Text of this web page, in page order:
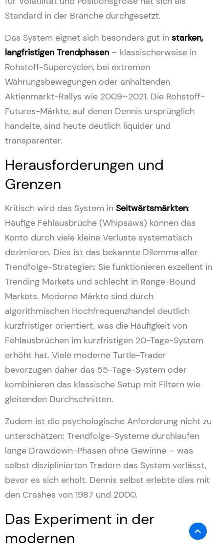
Standard in der Branche durchgesetzt.
Das System eignet sich besonders gut in starken,
langfristigen Trendphasen – klassischerweise in
Rohstoff-Supercyclen, bei extremen
Währungsbewegungen oder anhaltenden
Aktienmarkt-Rallys wie 2009–2021. Die Rohstoff-
Futures-Märkte, auf denen Dennis ursprünglich
handelte, sind heute deutlich liquider und
transparenter.
Herausforderungen und
Grenzen
Kritisch wird das System in Seitwärtsmärkten:
Häufige Fehlausbrüche (Whipsaws) können das
Konto durch viele kleine Verluste systematisch
dezimieren. Dies ist das bekannte Dilemma aller
Trendfolge-Strategien: Sie funktionieren exzellent in
Trending Markets und schlecht in Range-Bound
Markets. Moderne Märkte sind durch
algorithmischen Hochfrequenzhandel deutlich
kurzfristiger orientiert, was die Häufigkeit von
Fehlausbrüchen im kurzfristigen 20-Tage-System
erhöht hat. Viele moderne Turtle-Trader
bevorzugen daher das 55-Tage-System oder
kombinieren das klassische Setup mit Filtern wie
gleitenden Durchschnitten.
Zudem ist die psychologische Anforderung nicht zu
unterschätzen: Trendfolge-Systeme durchlaufen
lange Drawdown-Phasen ohne Gewinne – was
selbst disziplinierten Tradern das System verlässt,
bevor es sich erholt. Dennis selbst erlebte dies mit
den Crashes von 1987 und 2000.
Das Experiment in der
modernen